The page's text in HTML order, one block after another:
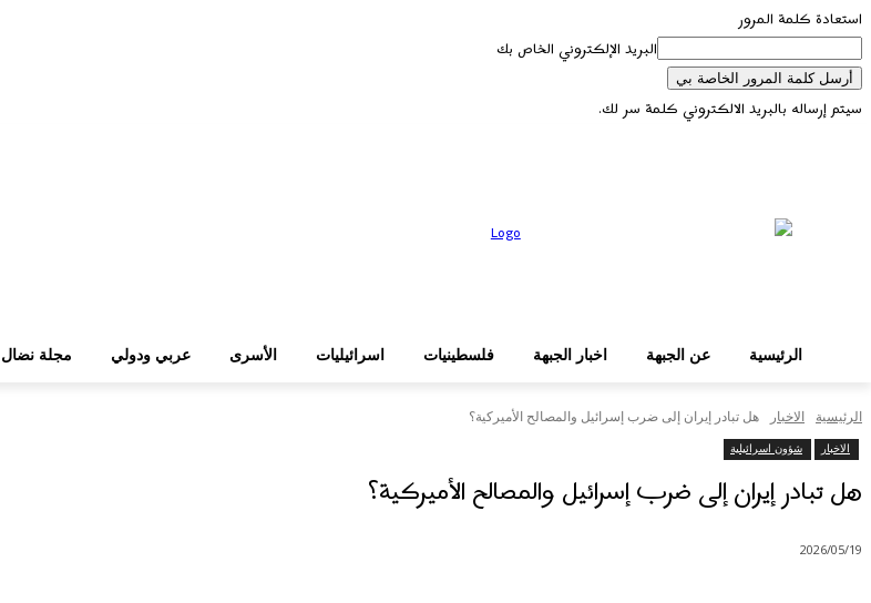
استعادة كلمة المرور
البريد الإلكتروني الخاص بك
سيتم إرساله بالبريد الالكتروني كلمة سر لك.
الرئيسية عن الجبهة اخبار الجبهة فلسطينيات اسرائيليات الأسرى عربي ودولي مجلة
الرئيسية الاخبار هل تبادر إيران إلى ضرب إسرائيل والمصالح الأميركية؟
الاخبار شؤون اسرائيلية
هل تبادر إيران إلى ضرب إسرائيل والمصالح الأميركية؟
2026/05/19